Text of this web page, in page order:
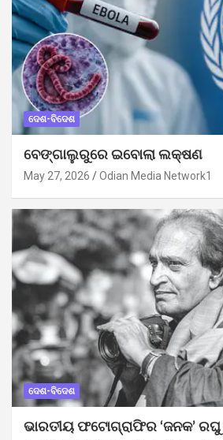
ଦେଶ-ବିଦେଶ
ବେଙ୍ଗାଲୁରୁରେ ଇବୋଲା ଲକ୍ଷଣ
May 27, 2026 Odian Media Network1
ଦେଶ-ବିଦେଶ
ଭାରତୀୟ ଫଟୋଗ୍ରାଫିର ‘ଜନକ’